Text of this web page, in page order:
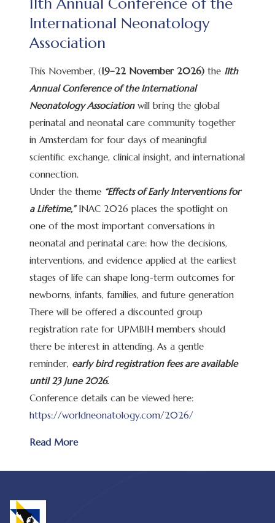
International Neonatology
Association
This November, (19–22 November 2026)the 11th
Annual Conference of the International
Neonatology Associationwill bring the global
perinatal and neonatal care community together
in Amsterdam for four days of meaningful
scientific exchange, clinical insight, and international
connection.
Under the theme “Effects of Early Interventions for
a Lifetime,”INAC 2026 places the spotlight on
one of the most important conversations in
neonatal and perinatal care: how the decisions,
interventions, and evidence applied at the earliest
stages of life can shape long-term outcomes for
newborns, infants, families, and future generation
There will be offered a discounted group
registration rate for UPMBIH members should
there be interest in attending. As a gentle
reminder, early bird registration fees are available
until23 June 2026.
Conference details can be viewed here:
https://worldneonatology.com/2026/
Read More